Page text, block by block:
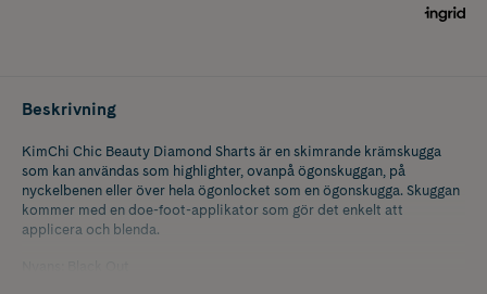
Beskrivning
KimChi Chic Beauty Diamond Sharts är en skimrande krämskugga
som kan användas som highlighter, ovanpå ögonskuggan, på
nyckelbenen eller över hela ögonlocket som en ögonskugga. Skuggan
kommer med en doe-foot-applikator som gör det enkelt att
applicera och blenda.